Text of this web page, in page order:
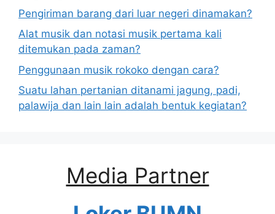
Pengiriman barang dari luar negeri dinamakan?
Alat musik dan notasi musik pertama kali
ditemukan pada zaman?
Penggunaan musik rokoko dengan cara?
Suatu lahan pertanian ditanami jagung, padi,
palawija dan lain lain adalah bentuk kegiatan?
Media Partner